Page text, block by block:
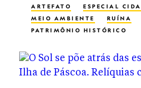
ARTEFATO
ESPECIAL
MEIO AMBIENTE
RUÍNA
PATRIMÔNIO HISTÓRICO